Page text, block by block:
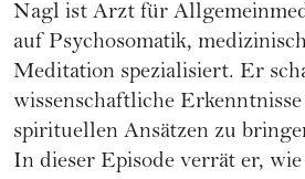
Nagl ist Arzt für
auf Psychosomatik,
Meditation spezialisiert. Er
wissenschaftliche
spirituellen Ansätzen zu
In dieser Episode verrät er,